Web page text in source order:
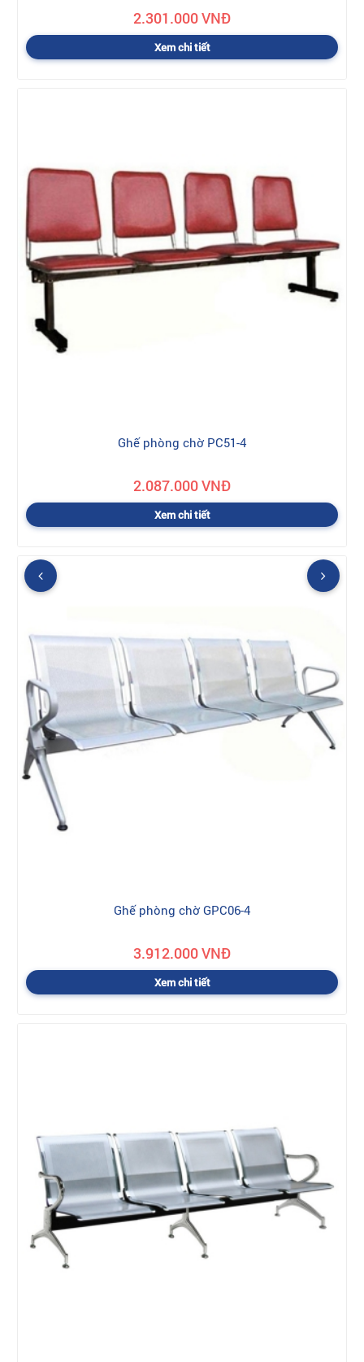
2.301.000 VNĐ
Xem chi tiết
Ghế phòng chờ PC51-4
2.087.000 VNĐ
Xem chi tiết
Ghế phòng chờ GPC06-4
3.912.000 VNĐ
Xem chi tiết